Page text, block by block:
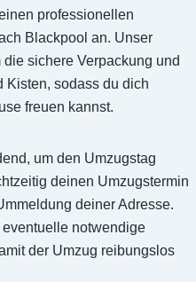
professionellen
Blackpool an. Unser
sichere Verpackung und
Kisten, sodass du dich
freuen kannst.
um den Umzugstag
deinen Umzugstermin
deiner Adresse.
notwendige
der Umzug reibungslos